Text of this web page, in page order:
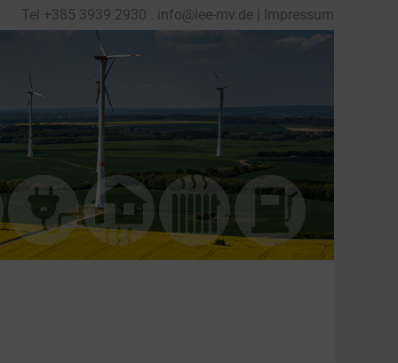
Tel +385 3939 2930 info@lee-mv.de Impressum